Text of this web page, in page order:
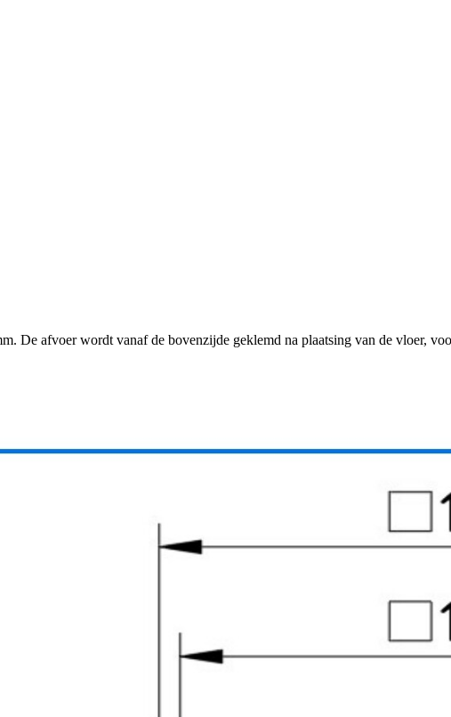
De afvoer wordt vanaf de bovenzijde geklemd na plaatsing van de vloer,